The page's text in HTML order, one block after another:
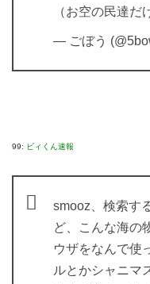
（お空の民達だ
— ごぼう
99: ビィくん速報
smooz、検索す
ど、こんな海の
ウザをなんで使
ルとかシャニマ